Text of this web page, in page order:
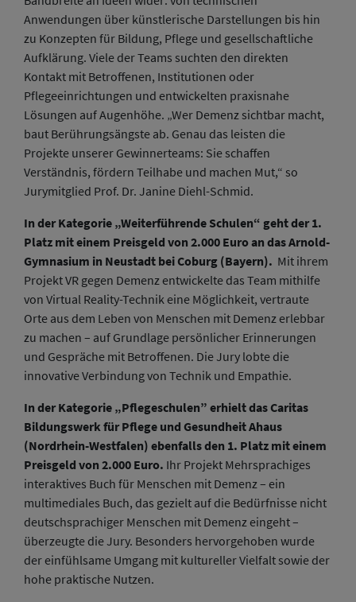
Anwendungen über künstlerische Darstellungen bis hin
zu Konzepten für Bildung, Pflege und gesellschaftliche
Aufklärung. Viele der Teams suchten den direkten
Kontakt mit Betroffenen, Institutionen oder
Pflegeeinrichtungen und entwickelten praxisnahe
Lösungen auf Augenhöhe. „Wer Demenz sichtbar macht,
baut Berührungsängste ab. Genau das leisten die
Projekte unserer Gewinnerteams: Sie schaffen
Verständnis, fördern Teilhabe und machen Mut,“ so
Jurymitglied Prof. Dr. Janine Diehl-Schmid.
In der Kategorie „Weiterführende Schulen“ geht der 1.
Platz mit einem Preisgeld von 2.000 Euro an das Arnold-
Gymnasium in Neustadt bei Coburg (Bayern). Mit ihrem
Projekt VR gegen Demenz entwickelte das Team mithilfe
von Virtual Reality-Technik eine Möglichkeit, vertraute
Orte aus dem Leben von Menschen mit Demenz erlebbar
zu machen – auf Grundlage persönlicher Erinnerungen
und Gespräche mit Betroffenen. Die Jury lobte die
innovative Verbindung von Technik und Empathie.
In der Kategorie „Pflegeschulen” erhielt das Caritas
Bildungswerk für Pflege und Gesundheit Ahaus
(Nordrhein-Westfalen) ebenfalls den 1. Platz mit einem
Preisgeld von 2.000 Euro. Ihr Projekt Mehrsprachiges
interaktives Buch für Menschen mit Demenz – ein
multimediales Buch, das gezielt auf die Bedürfnisse nicht
deutschsprachiger Menschen mit Demenz eingeht –
überzeugte die Jury. Besonders hervorgehoben wurde
der einfühlsame Umgang mit kultureller Vielfalt sowie der
hohe praktische Nutzen.